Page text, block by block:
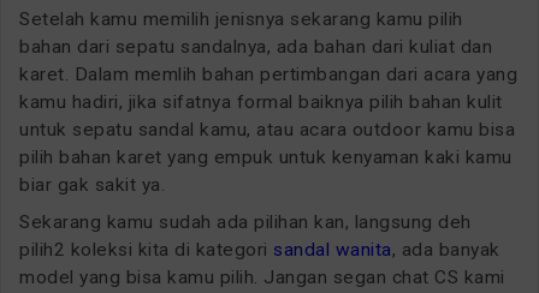
Setelah kamu memilih jenisnya sekarang kamu pilih
bahan dari sepatu sandalnya, ada bahan dari kuliat dan
karet. Dalam memlih bahan pertimbangan dari acara yang
kamu hadiri, jika sifatnya formal baiknya pilih bahan kulit
untuk sepatu sandal kamu, atau acara outdoor kamu bisa
pilih bahan karet yang empuk untuk kenyaman kaki kamu
biar gak sakit ya.
Sekarang kamu sudah ada pilihan kan, langsung deh
pilih2 koleksi kita di kategori sandal wanita, ada banyak
model yang bisa kamu pilih. Jangan segan chat CS kami